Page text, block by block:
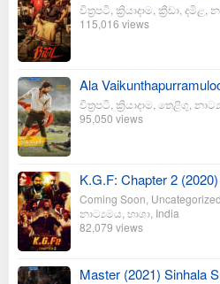
චිත්‍රපටි ක්‍රියාදාම ක්‍රීඩා දමිළ
115,016 views
Ala
චිත්‍රපටි ක්‍රියාදාම තෙළිගු
95,050 views
K.G.F: Chapter 2
Coming Soon Uncategorized
නාට්‍යමය භාශා India
82,079 views
Master (2021) Sinhala